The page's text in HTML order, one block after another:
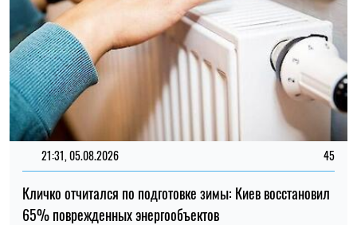
ПОСЛЕДНИЕ НОВОСТИ
20:00
07.08.26
В Лос-Анджелесе обнаружили новый
вид жабы ледникового периода
07.08.26
Украинцев за границей приглашают
присоединиться к созданию Сети
единства: как подать предложения
19:00
Ученые выяснили, как тараканы узнают